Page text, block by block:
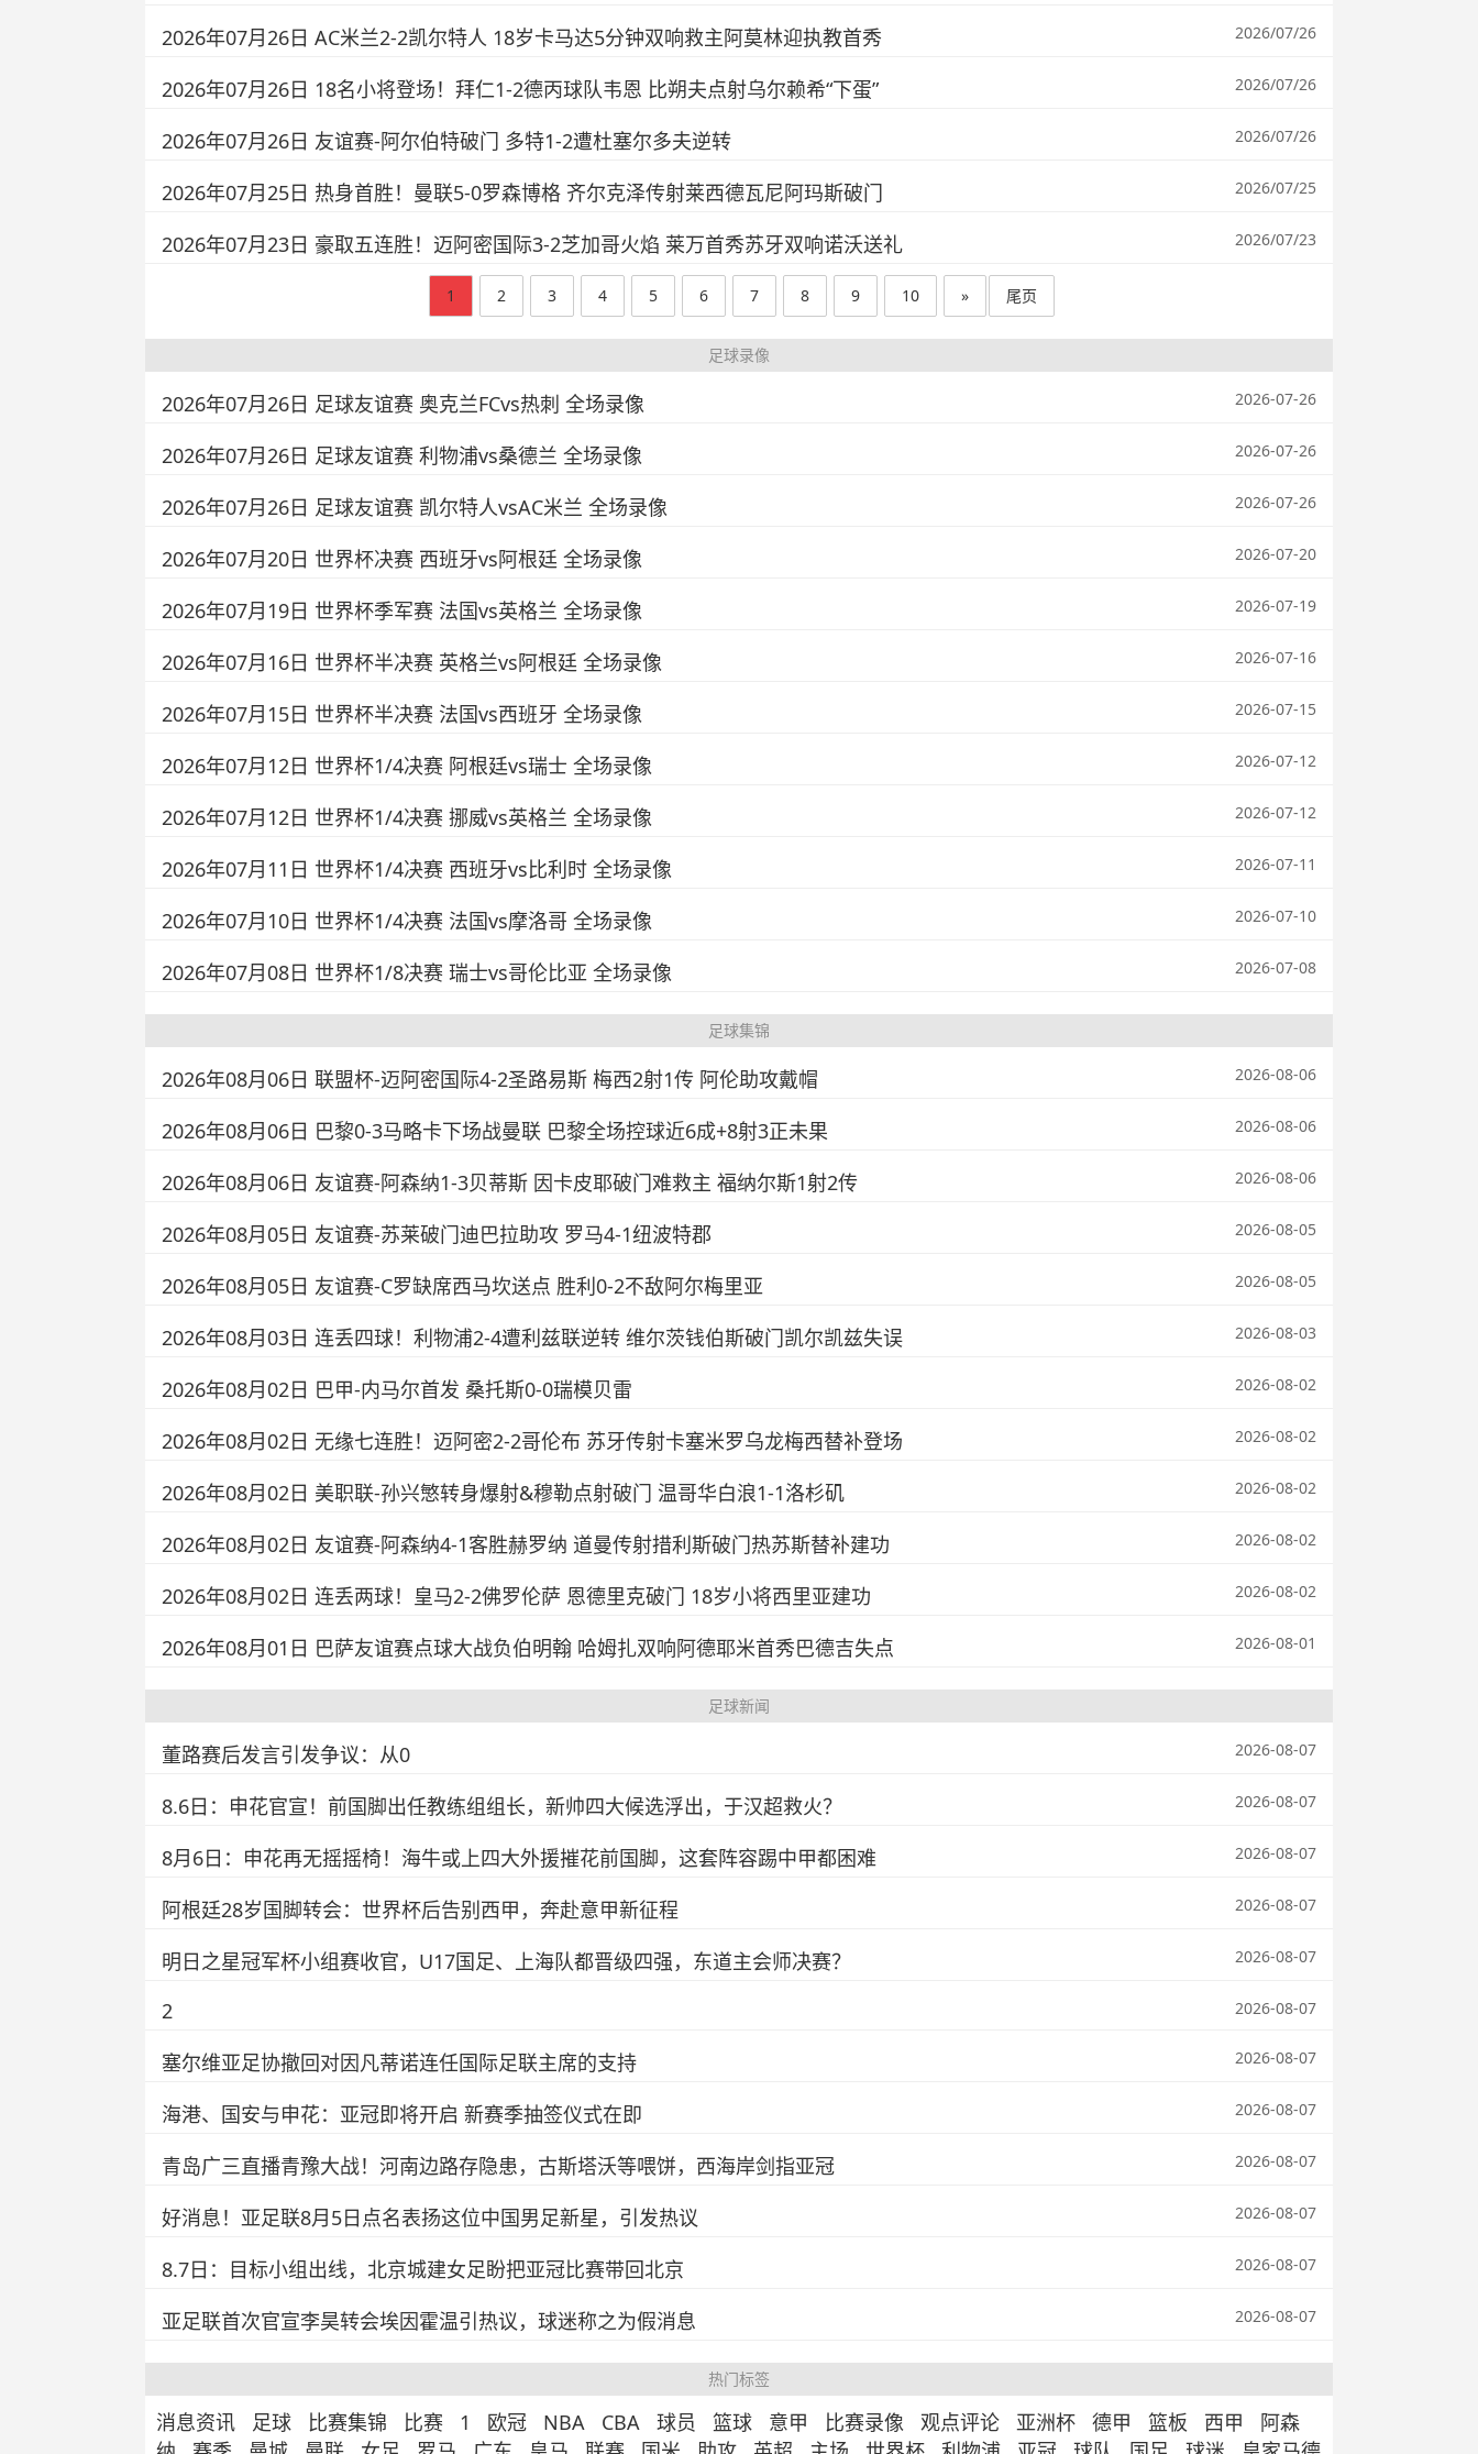
2026年07月26日 AC米兰2-2凯尔特人 18岁卡马达5分钟双响救主阿莫林迎执教首秀 2026/07/26
2026年07月26日 18名小将登场！拜仁1-2德丙球队韦恩 比朔夫点射乌尔赖希“下蛋” 2026/07/26
2026年07月26日 友谊赛-阿尔伯特破门 多特1-2遭杜塞尔多夫逆转 2026/07/26
2026年07月25日 热身首胜！曼联5-0罗森博格 齐尔克泽传射莱西德瓦尼阿玛斯破门 2026/07/25
2026年07月23日 豪取五连胜！迈阿密国际3-2芝加哥火焰 莱万首秀苏牙双响诺沃送礼 2026/07/23
1 2 3 4 5 6 7 8 9 10 » 尾页
足球录像
2026年07月26日 足球友谊赛 奥克兰FCvs热刺 全场录像 2026-07-26
2026年07月26日 足球友谊赛 利物浦vs桑德兰 全场录像 2026-07-26
2026年07月26日 足球友谊赛 凯尔特人vsAC米兰 全场录像 2026-07-26
2026年07月20日 世界杯决赛 西班牙vs阿根廷 全场录像 2026-07-20
2026年07月19日 世界杯季军赛 法国vs英格兰 全场录像 2026-07-19
2026年07月16日 世界杯半决赛 英格兰vs阿根廷 全场录像 2026-07-16
2026年07月15日 世界杯半决赛 法国vs西班牙 全场录像 2026-07-15
2026年07月12日 世界杯1/4决赛 阿根廷vs瑞士 全场录像 2026-07-12
2026年07月12日 世界杯1/4决赛 挪威vs英格兰 全场录像 2026-07-12
2026年07月11日 世界杯1/4决赛 西班牙vs比利时 全场录像 2026-07-11
2026年07月10日 世界杯1/4决赛 法国vs摩洛哥 全场录像 2026-07-10
2026年07月08日 世界杯1/8决赛 瑞士vs哥伦比亚 全场录像 2026-07-08
足球集锦
2026年08月06日 联盟杯-迈阿密国际4-2圣路易斯 梅西2射1传 阿伦助攻戴帽 2026-08-06
2026年08月06日 巴黎0-3马略卡下场战曼联 巴黎全场控球近6成+8射3正未果 2026-08-06
2026年08月06日 友谊赛-阿森纳1-3贝蒂斯 因卡皮耶破门难救主 福纳尔斯1射2传 2026-08-06
2026年08月05日 友谊赛-苏莱破门迪巴拉助攻 罗马4-1纽波特郡 2026-08-05
2026年08月05日 友谊赛-C罗缺席西马坎送点 胜利0-2不敌阿尔梅里亚 2026-08-05
2026年08月03日 连丢四球！利物浦2-4遭利兹联逆转 维尔茨钱伯斯破门凯尔凯兹失误 2026-08-03
2026年08月02日 巴甲-内马尔首发 桑托斯0-0瑞模贝雷 2026-08-02
2026年08月02日 无缘七连胜！迈阿密2-2哥伦布 苏牙传射卡塞米罗乌龙梅西替补登场 2026-08-02
2026年08月02日 美职联-孙兴慜转身爆射&穆勒点射破门 温哥华白浪1-1洛杉矶 2026-08-02
2026年08月02日 友谊赛-阿森纳4-1客胜赫罗纳 道曼传射措利斯破门热苏斯替补建功 2026-08-02
2026年08月02日 连丢两球！皇马2-2佛罗伦萨 恩德里克破门 18岁小将西里亚建功 2026-08-02
2026年08月01日 巴萨友谊赛点球大战负伯明翰 哈姆扎双响阿德耶米首秀巴德吉失点 2026-08-01
足球新闻
董路赛后发言引发争议：从0 2026-08-07
8.6日：申花官宣！前国脚出任教练组组长，新帅四大候选浮出，于汉超救火？ 2026-08-07
8月6日：申花再无摇摇椅！海牛或上四大外援摧花前国脚，这套阵容踢中甲都困难 2026-08-07
阿根廷28岁国脚转会：世界杯后告别西甲，奔赴意甲新征程 2026-08-07
明日之星冠军杯小组赛收官，U17国足、上海队都晋级四强，东道主会师决赛？ 2026-08-07
2 2026-08-07
塞尔维亚足协撤回对因凡蒂诺连任国际足联主席的支持 2026-08-07
海港、国安与申花：亚冠即将开启 新赛季抽签仪式在即 2026-08-07
青岛广三直播青豫大战！河南边路存隐患，古斯塔沃等喂饼，西海岸剑指亚冠 2026-08-07
好消息！亚足联8月5日点名表扬这位中国男足新星，引发热议 2026-08-07
8.7日：目标小组出线，北京城建女足盼把亚冠比赛带回北京 2026-08-07
亚足联首次官宣李昊转会埃因霍温引热议，球迷称之为假消息 2026-08-07
热门标签
消息资讯 足球 比赛集锦 比赛 1 欧冠 NBA CBA 球员 篮球 意甲 比赛录像 观点评论 亚洲杯 德甲 篮板 西甲
阿森